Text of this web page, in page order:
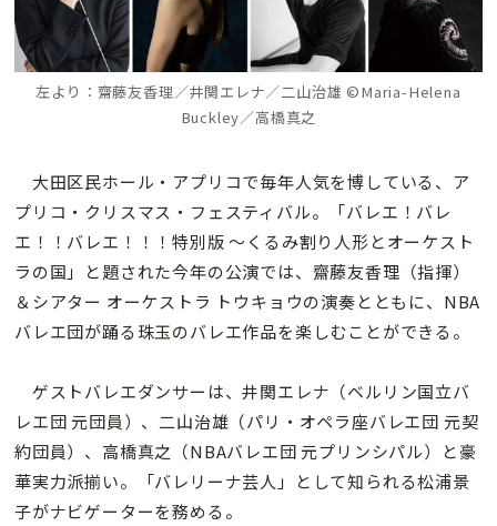
左より：齋藤友香理／井関エレナ／二山治雄 ©Maria-Helena
Buckley／高橋真之
大田区民ホール・アプリコで毎年人気を博している、ア
プリコ・クリスマス・フェスティバル。「バレエ！バレ
エ！！バレエ！！！特別版 〜くるみ割り人形とオーケスト
ラの国」と題された今年の公演では、齋藤友香理（指揮）
＆シアター オーケストラ トウキョウの演奏とともに、NBA
バレエ団が踊る珠玉のバレエ作品を楽しむことができる。
ゲストバレエダンサーは、井関エレナ（ベルリン国立バ
レエ団 元団員）、二山治雄（パリ・オペラ座バレエ団 元契
約団員）、高橋真之（NBAバレエ団 元プリンシパル）と豪
華実力派揃い。「バレリーナ芸人」として知られる松浦景
子がナビゲーターを務める。